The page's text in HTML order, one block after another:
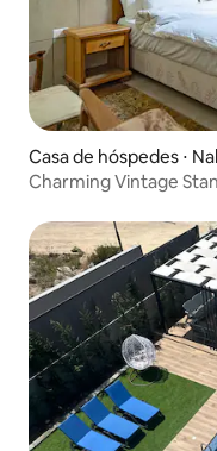
Casa de hóspedes ⋅
Charming Vintage